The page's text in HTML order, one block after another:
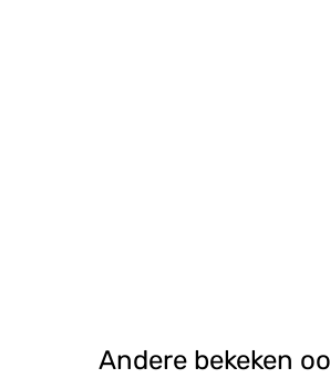
Andere bekeken